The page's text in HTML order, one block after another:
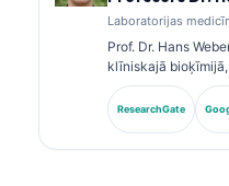
Laboratorijas
Prof. Dr. Hans
klīniskajā
biomarķieru
ķīmijas biedrības
diagnostikas
ResearchGate